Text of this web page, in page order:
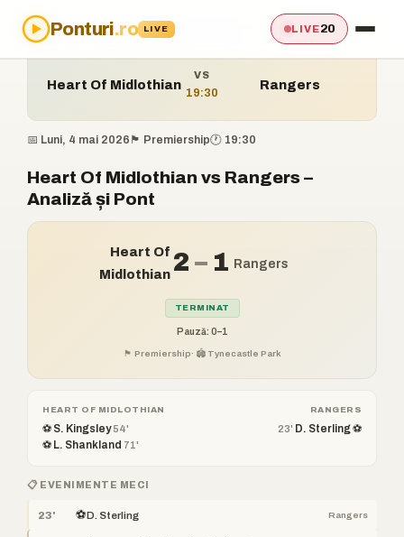
Ponturi.ro LIVE LIVE20
Acasă›Ponturi›Heart Of Midlothian vs Rangers
Heart Of Midlothian
VS
19:30
Rangers
📅 Luni, 4 mai 2026 🏴󠁧󠁢󠁳󠁣󠁴󠁿 Premiership🕐 19:30
Heart Of Midlothian vs Rangers –
Analiză și Pont
Heart Of
Midlothian 2 – 1 Rangers
TERMINAT
Pauză: 0–1
🏴󠁧󠁢󠁳󠁣󠁴󠁿 Premiership· 🏟️ Tynecastle Park
HEART OF MIDLOTHIAN
⚽ S. Kingsley54'
⚽ L. Shankland 71'
RANGERS
23' D. Sterling ⚽
📋 EVENIMENTE MECI
23' ⚽D. Sterling Rangers